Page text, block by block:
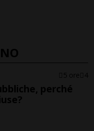
5 ore 4
perché